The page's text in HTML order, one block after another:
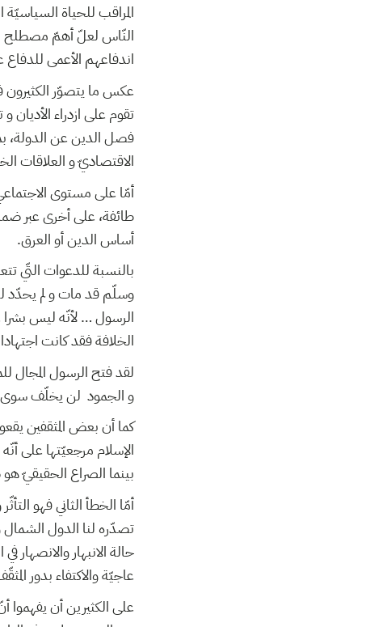
المراقب للحياة
النّاس لعلّ أهمّ مصطلح
اندفاعهم الأعمى
عكس ما يتصوّر الكثيرون
تقوم على ازدراء
فصل الدين عن الدولة،
الاقتصاديّ و العلاقات
أمّا على مستوى
طائفة، على أخرى عبر
أساس الدين أو العرق.
بالنسبة للدعوات التّي
وسلّم قد مات و لم يحدّد
الرسول … لأنّه ليس
الخلافة فقد كانت
لقد فتح الرسول المجال
و الجمود لن يخلّف سوى
كما أن بعض المثقفين
الإسلام مرجعيّتها على
بينما الصراع الحقيقيّ
أمّا الخطأ الثاني فهو
تصدّره لنا الدول
حالة الانبهار والانصهار
عاجيّة والاكتفاء بدور
على الكثيرين أن